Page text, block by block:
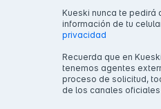
Kueski nunca te pedirá
información de tu
privacidad
Recuerda que en
tenemos agentes
proceso de solicitud,
de los canales